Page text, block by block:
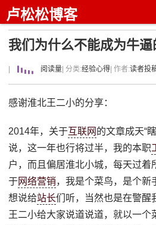
卢松松博客
我们为什么不能成为牛
阅读量 | 分类:经验心得 | 作者:读者投
感谢淮北王二小的分享：
2014年，关于互联网 的文章成天“
说，这一年也行将过半，我的本职
户，而且偏居淮北小城，每天过着
于网络营销，我是个菜鸟，是个新
想说给站长们听，当然也是在警醒
王二小给大家说道说道，就以一个